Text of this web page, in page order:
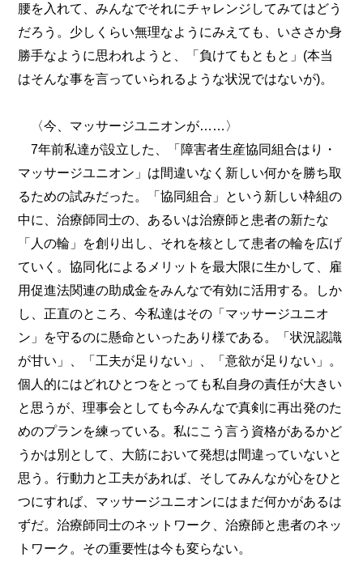
腰を入れて、みんなでそれにチャレンジしてみてはどう
だろう。少しくらい無理なようにみえても、いささか身
勝手なように思われようと、「負けてもともと」(本当
はそんな事を言っていられるような状況ではないが)。
〈今、マッサージユニオンが……〉
7年前私達が設立した、「障害者生産協同組合はり・
マッサージユニオン」は間違いなく新しい何かを勝ち取
るための試みだった。「協同組合」という新しい枠組の
中に、治療師同士の、あるいは治療師と患者の新たな
「人の輪」を創り出し、それを核として患者の輪を広げ
ていく。協同化によるメリットを最大限に生かして、雇
用促進法関連の助成金をみんなで有効に活用する。しか
し、正直のところ、今私達はその「マッサージユニオ
ン」を守るのに懸命といったあり様である。「状況認識
が甘い」、「工夫が足りない」、「意欲が足りない」。
個人的にはどれひとつをとっても私自身の責任が大きい
と思うが、理事会としても今みんなで真剣に再出発のた
めのプランを練っている。私にこう言う資格があるかど
うかは別として、大筋において発想は間違っていないと
思う。行動力と工夫があれば、そしてみんなが心をひと
つにすれば、マッサージユニオンにはまだ何かがあるは
ずだ。治療師同士のネットワーク、治療師と患者のネッ
トワーク。その重要性は今も変らない。